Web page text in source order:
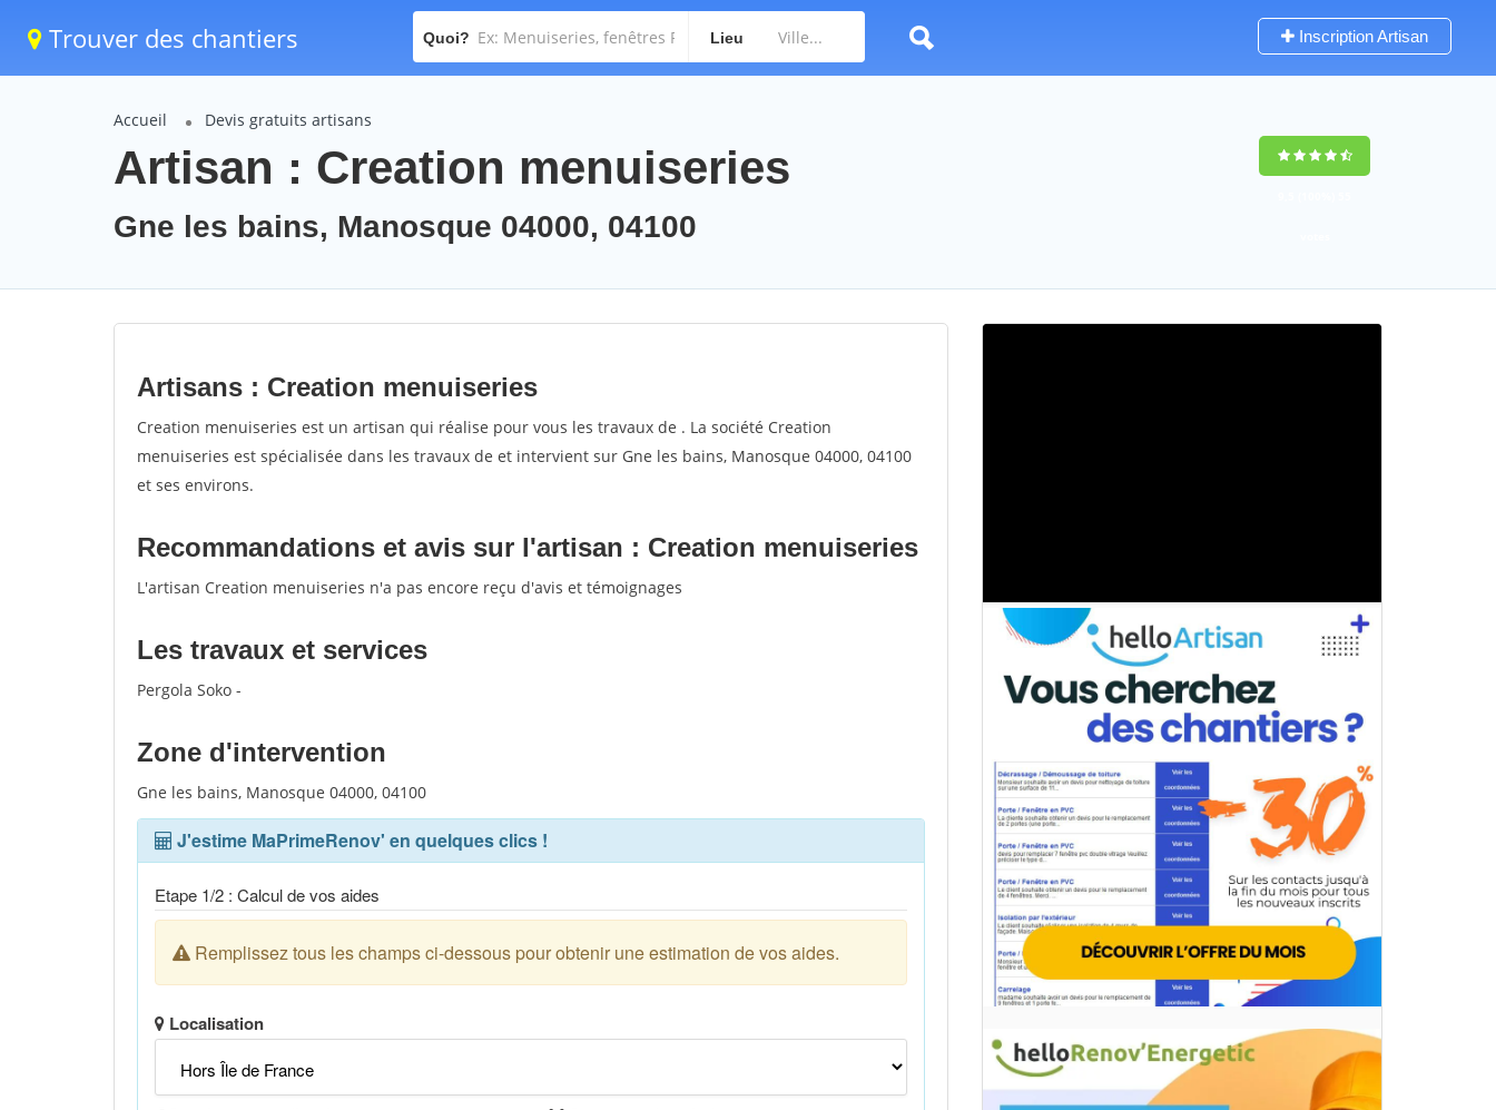
Trouver des chantiers Quoi? Lieu Inscription Artisan
Accueil Devis gratuits artisans
Artisan : Creation menuiseries
Gne les bains, Manosque 04000, 04100
Artisans : Creation menuiseries
Creation menuiseries est un artisan qui réalise pour vous les travaux de . La société Creation
menuiseries est spécialisée dans les travaux de et intervient sur Gne les bains, Manosque 04000, 04100
et ses environs.
Recommandations et avis sur l'artisan : Creation menuiseries
L'artisan Creation menuiseries n'a pas encore reçu d'avis et témoignages
Les travaux et services
Pergola Soko -
Zone d'intervention
Gne les bains, Manosque 04000, 04100